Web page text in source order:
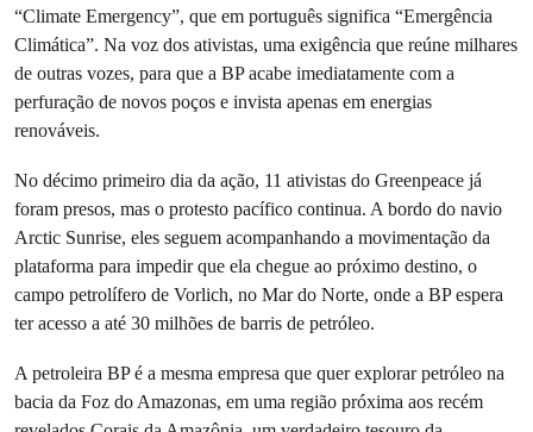
“Climate Emergency”, que em português significa “Emergência
Climática”. Na voz dos ativistas, uma exigência que reúne milhares
de outras vozes, para que a BP acabe imediatamente com a
perfuração de novos poços e invista apenas em energias
renováveis.
No décimo primeiro dia da ação, 11 ativistas do Greenpeace já
foram presos, mas o protesto pacífico continua. A bordo do navio
Arctic Sunrise, eles seguem acompanhando a movimentação da
plataforma para impedir que ela chegue ao próximo destino, o
campo petrolífero de Vorlich, no Mar do Norte, onde a BP espera
ter acesso a até 30 milhões de barris de petróleo.
A petroleira BP é a mesma empresa que quer explorar petróleo na
bacia da Foz do Amazonas, em uma região próxima aos recém